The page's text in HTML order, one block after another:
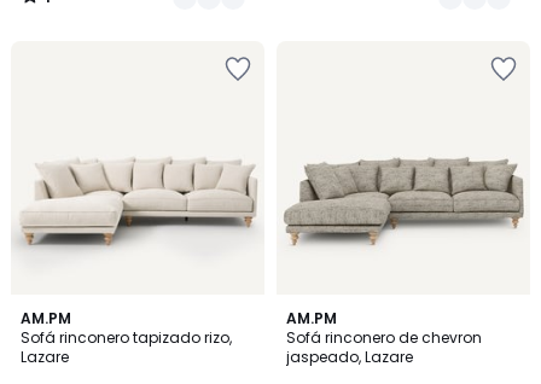
/
AM.PM
Sofá rinconero tapizado rizo,
Lazare
2
Colores
AM.PM
Sofá rinconero de chevron
jaspeado, Lazare